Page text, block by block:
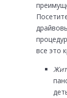
все это